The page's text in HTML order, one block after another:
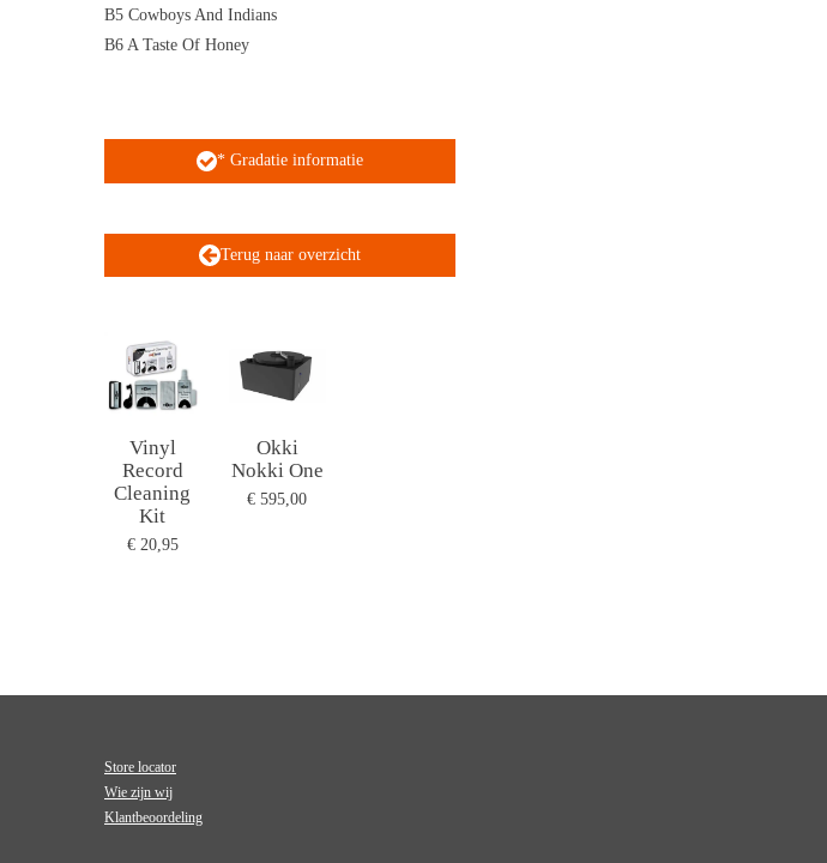
B5 Cowboys And Indians
B6 A Taste Of Honey
* Gradatie informatie
Terug naar overzicht
Vinyl
Record
Cleaning
Kit
€ 20,95
Okki
Nokki One
€ 595,00
Store locator
Wie zijn wij
Klantbeoordeling